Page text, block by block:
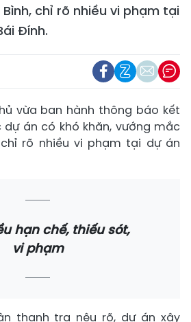
chỉ rõ nhiều vi phạm tại
Đính.
vừa ban hành thông báo kết
án có khó khăn, vướng mắc
rõ nhiều vi phạm tại dự án
hạn chế, thiếu sót,
vi phạm
thanh tra nêu rõ, dự án xây